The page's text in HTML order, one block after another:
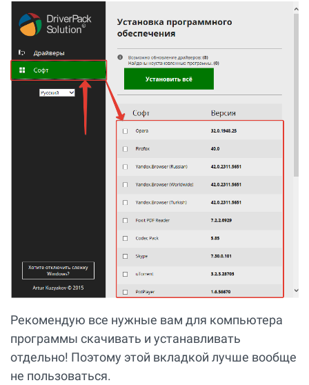
Рекомендую все нужные вам для компьютера
программы скачивать и устанавливать
отдельно! Поэтому этой вкладкой лучше вообще
не пользоваться.